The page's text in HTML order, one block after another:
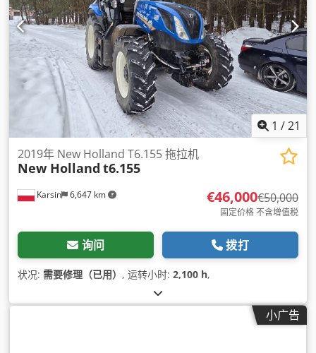
1 /21
Karsin 6,647 km
2019年 New Holland T6.155 拖拉机
New Holland t6.155
€46,000€50,000
固定价格 不含增值税
询问 拨打
状况: 需要修理（已用） , 运转小时: 2,100 h,
小广告